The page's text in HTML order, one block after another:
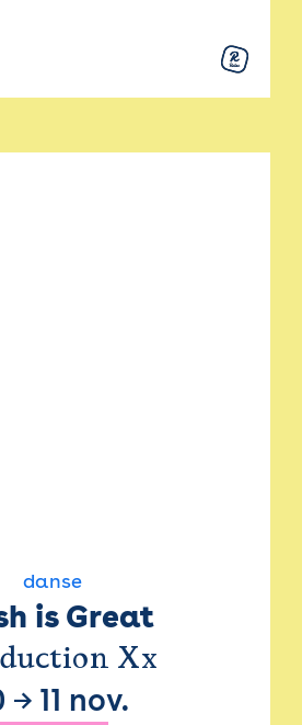
danse
is Great
Xx
→ 11 nov.